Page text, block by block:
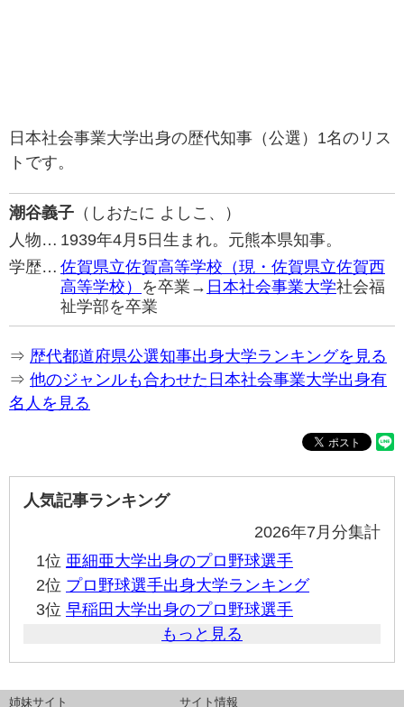
日本社会事業大学出身の歴代知事（公選）1名のリス
トです。
潮谷義子 （しおたに よしこ、）
人物… 1939年4月5日生まれ。元熊本県知事。
学歴… 佐賀県立佐賀高等学校（現・佐賀県立佐賀西
高等学校） を卒業→ 日本社会事業大学社会福
祉学部を卒業
⇒ 歴代都道府県公選知事出身大学ランキングを見る
⇒ 他のジャンルも合わせた日本社会事業大学出身有
名人を見る
人気記事ランキング
2026年7月分集計
1位 亜細亜大学出身のプロ野球選手
2位 プロ野球選手出身大学ランキング
3位 早稲田大学出身のプロ野球選手
もっと見る
姉妹サイト サイト情報